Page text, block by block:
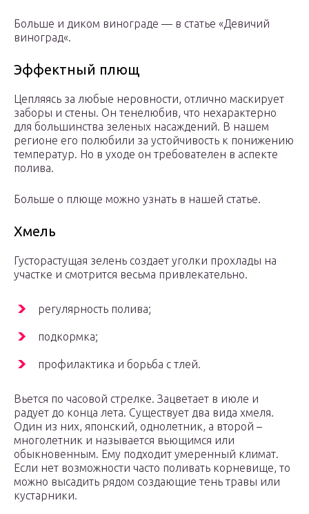
Больше и диком винограде — в статье «Девичий
виноград«.
Эффектный плющ
Цепляясь за любые неровности, отлично маскирует
заборы и стены. Он тенелюбив, что нехарактерно
для большинства зеленых насаждений. В нашем
регионе его полюбили за устойчивость к понижению
температур. Но в уходе он требователен в аспекте
полива.
Больше о плюще можно узнать в нашей статье.
Хмель
Густорастущая зелень создает уголки прохлады на
участке и смотрится весьма привлекательно.
регулярность полива;
подкормка;
профилактика и борьба с тлей.
Вьется по часовой стрелке. Зацветает в июле и
радует до конца лета. Существует два вида хмеля.
Один из них, японский, однолетник, а второй –
многолетник и называется вьющимся или
обыкновенным. Ему подходит умеренный климат.
Если нет возможности часто поливать корневище, то
можно высадить рядом создающие тень травы или
кустарники.